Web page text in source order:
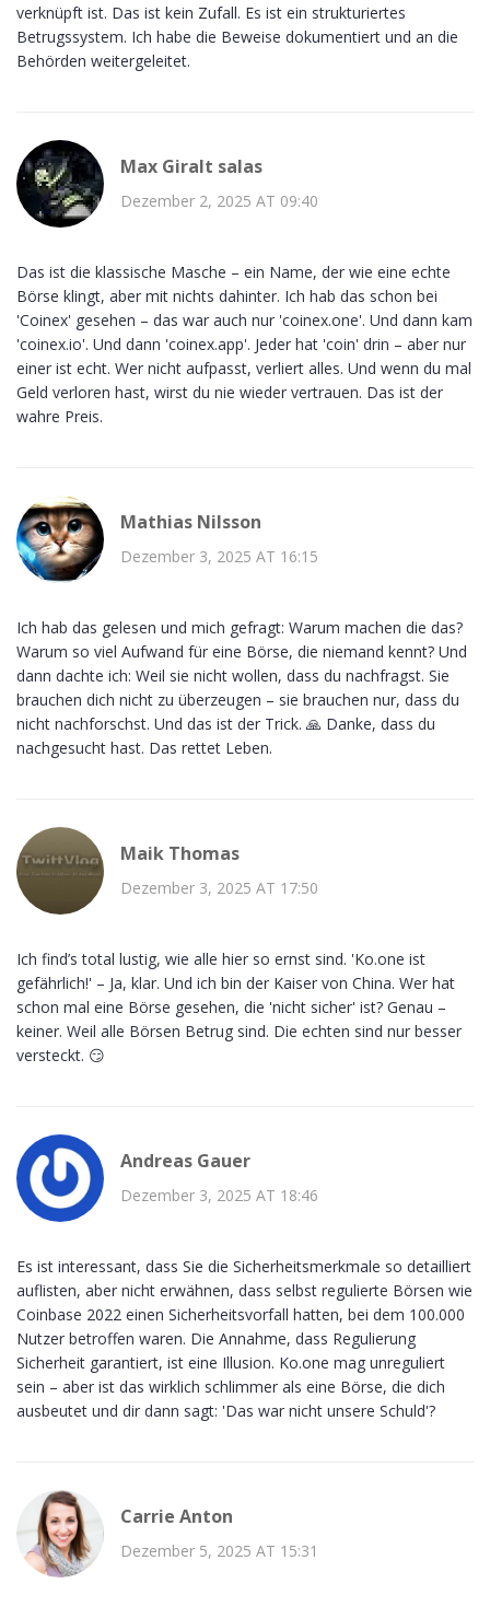
verknüpft ist. Das ist kein Zufall. Es ist ein strukturiertes
Betrugssystem. Ich habe die Beweise dokumentiert und an die
Behörden weitergeleitet.
Max Giralt salas
Dezember 2, 2025 AT 09:40
Das ist die klassische Masche – ein Name, der wie eine echte
Börse klingt, aber mit nichts dahinter. Ich hab das schon bei
'Coinex' gesehen – das war auch nur 'coinex.one'. Und dann kam
'coinex.io'. Und dann 'coinex.app'. Jeder hat 'coin' drin – aber nur
einer ist echt. Wer nicht aufpasst, verliert alles. Und wenn du mal
Geld verloren hast, wirst du nie wieder vertrauen. Das ist der
wahre Preis.
Mathias Nilsson
Dezember 3, 2025 AT 16:15
Ich hab das gelesen und mich gefragt: Warum machen die das?
Warum so viel Aufwand für eine Börse, die niemand kennt? Und
dann dachte ich: Weil sie nicht wollen, dass du nachfragst. Sie
brauchen dich nicht zu überzeugen – sie brauchen nur, dass du
nicht nachforschst. Und das ist der Trick. 🙏 Danke, dass du
nachgesucht hast. Das rettet Leben.
Maik Thomas
Dezember 3, 2025 AT 17:50
Ich find’s total lustig, wie alle hier so ernst sind. 'Ko.one ist
gefährlich!' – Ja, klar. Und ich bin der Kaiser von China. Wer hat
schon mal eine Börse gesehen, die 'nicht sicher' ist? Genau –
keiner. Weil alle Börsen Betrug sind. Die echten sind nur besser
versteckt. 😏
Andreas Gauer
Dezember 3, 2025 AT 18:46
Es ist interessant, dass Sie die Sicherheitsmerkmale so detailliert
auflisten, aber nicht erwähnen, dass selbst regulierte Börsen wie
Coinbase 2022 einen Sicherheitsvorfall hatten, bei dem 100.000
Nutzer betroffen waren. Die Annahme, dass Regulierung
Sicherheit garantiert, ist eine Illusion. Ko.one mag unreguliert
sein – aber ist das wirklich schlimmer als eine Börse, die dich
ausbeutet und dir dann sagt: 'Das war nicht unsere Schuld'?
Carrie Anton
Dezember 5, 2025 AT 15:31